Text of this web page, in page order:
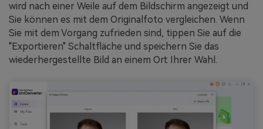
wird nach einer Weile auf dem Bildschirm angezeigt und
Sie können es mit dem Originalfoto vergleichen. Wenn
Sie mit dem Vorgang zufrieden sind, tippen Sie auf die
"Exportieren" Schaltfläche und speichern Sie das
wiederhergestellte Bild an einem Ort Ihrer Wahl.